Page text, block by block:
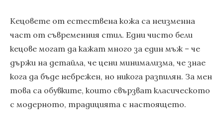
Кецовете от естествена кожа са неизменна
част от съвременния стил. Едни чисто бели
кецове могат да кажат много за един мъж – че
държи на детайла, че цени минимализма, че знае
кога да бъде небрежен, но никога разпилян. За мен
това са обувките, които свързват класическото
с модерното, традицията с настоящето.